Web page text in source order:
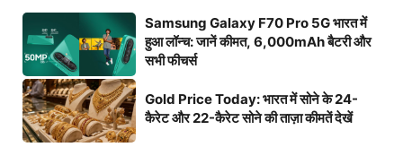
Samsung Galaxy F70 Pro 5G भारत में
हुआ लॉन्च: जानें कीमत, 6,000mAh बैटरी और
सभी फीचर्स
Gold Price Today: भारत में सोने के 24-
कैरेट और 22-कैरेट सोने की ताज़ा कीमतें देखें